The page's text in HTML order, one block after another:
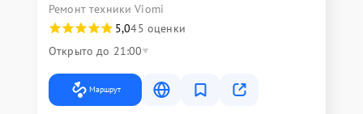
Ремонт техники Viomi
5,045 оценки
Открыто до 21:00
Маршрут